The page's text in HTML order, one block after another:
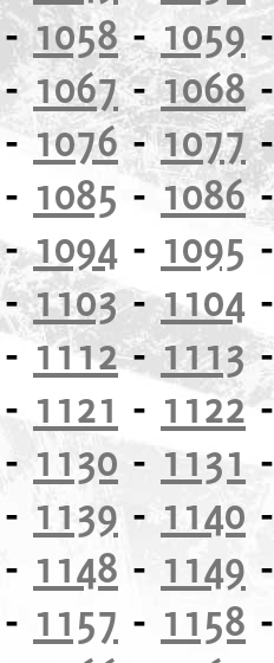
1058- 1059
1067-1068
-1076-1077
- 1085 - 1086
1094 - 1095
1103-1104
- 1112-1113
- 1121 - 1122
- 1130 - 1131
- 1139 - 1140
- 1148 - 1149
- 1157 - 1158